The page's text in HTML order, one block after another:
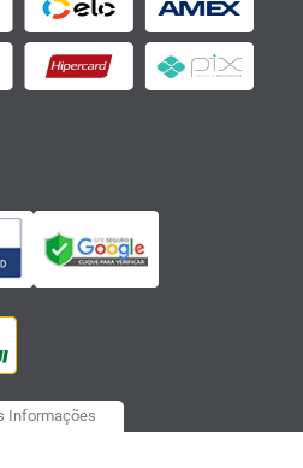
Informações